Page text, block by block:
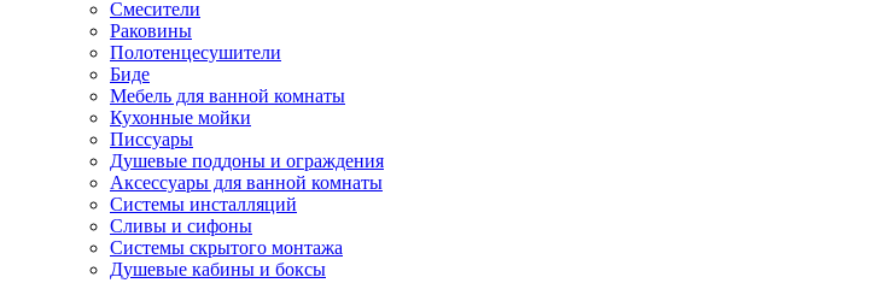
Смесители
Раковины
Полотенцесушители
Биде
Мебель для ванной комнаты
Кухонные мойки
Писсуары
Душевые поддоны и ограждения
Аксессуары для ванной комнаты
Системы инсталляций
Сливы и сифоны
Системы скрытого монтажа
Душевые кабины и боксы